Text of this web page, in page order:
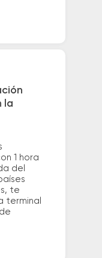
la
1 hora
del
te
terminal